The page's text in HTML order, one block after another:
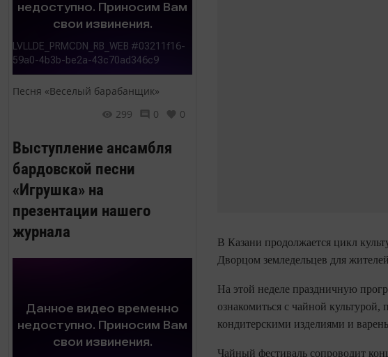
Песня «Веселый барабанщик»
299
0 0
Выступление ансамбля
бардовской песни
«Игрушка» на
презентации нашего
журнала
В Казани продолжается цикл
Дворцом земледельцев для
На этой неделе праздничную
ознакомиться с чайной
кондитерскими изделиями и
Чайный фестиваль сопроводит